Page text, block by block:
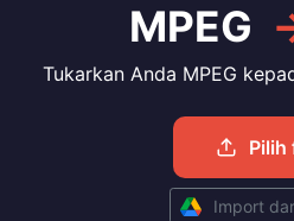
MPEG
Tukarkan Anda MPEG
Pilih
Import